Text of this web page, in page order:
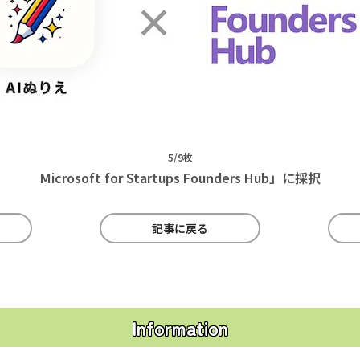
5/9枚
Microsoft for Startups Founders Hub」に採択
記事に戻る
Information